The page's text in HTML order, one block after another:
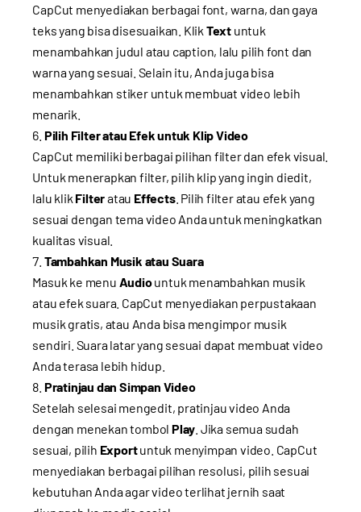
CapCut menyediakan berbagai font, warna, dan gaya
teks yang bisa disesuaikan. Klik Textuntuk
menambahkan judul atau caption, lalu pilih font dan
warna yang sesuai. Selain itu, Anda juga bisa
menambahkan stiker untuk membuat video lebih
menarik.
Pilih Filter atau Efek untuk Klip Video
CapCut memiliki berbagai pilihan filter dan efek visual.
Untuk menerapkan filter, pilih klip yang ingin diedit,
lalu klik Filteratau Effects. Pilih filter atau efek yang
sesuai dengan tema video Anda untuk meningkatkan
kualitas visual.
Tambahkan Musik atau Suara
Masuk ke menu Audiountuk menambahkan musik
atau efek suara. CapCut menyediakan perpustakaan
musik gratis, atau Anda bisa mengimpor musik
sendiri. Suara latar yang sesuai dapat membuat video
Anda terasa lebih hidup.
Pratinjau dan Simpan Video
Setelah selesai mengedit, pratinjau video Anda
dengan menekan tombol Play . Jika semua sudah
sesuai, pilih Exportuntuk menyimpan video. CapCut
menyediakan berbagai pilihan resolusi, pilih sesuai
kebutuhan Anda agar video terlihat jernih saat